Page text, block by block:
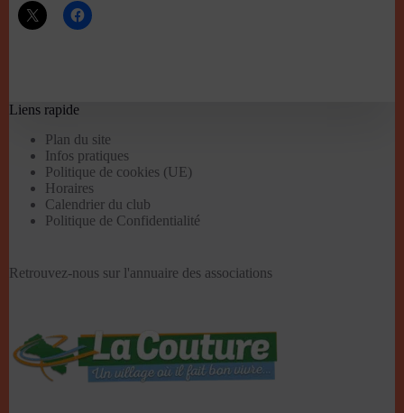
Liens rapide
Plan du site
Infos pratiques
Politique de cookies (UE)
Horaires
Calendrier du club
Politique de Confidentialité
Retrouvez-nous sur l'annuaire des associations